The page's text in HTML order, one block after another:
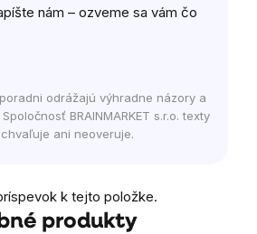
nám – ozveme sa vám čo
odrážajú výhradne názory a
BRAINMARKET s.r.o. texty
ani neoveruje.
k tejto položke.
produkty